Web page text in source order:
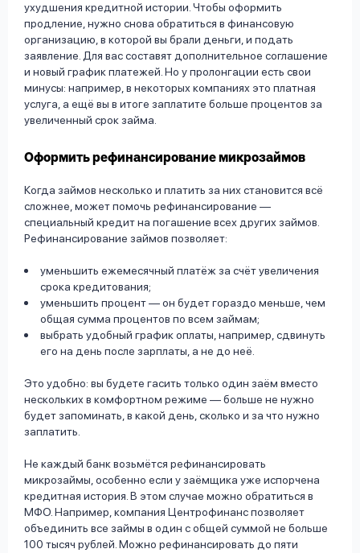
ухудшения кредитной истории. Чтобы оформить
продление, нужно снова обратиться в финансовую
организацию, в которой вы брали деньги, и подать
заявление. Для вас составят дополнительное соглашение
и новый график платежей. Но у пролонгации есть свои
минусы: например, в некоторых компаниях это платная
услуга, а ещё вы в итоге заплатите больше процентов за
увеличенный срок займа.
Оформить рефинансирование микрозаймов
Когда займов несколько и платить за них становится всё
сложнее, может помочь рефинансирование —
специальный кредит на погашение всех других займов.
Рефинансирование займов позволяет:
уменьшить ежемесячный платёж за счёт увеличения
срока кредитования;
уменьшить процент — он будет гораздо меньше, чем
общая сумма процентов по всем займам;
выбрать удобный график оплаты, например, сдвинуть
его на день после зарплаты, а не до неё.
Это удобно: вы будете гасить только один заём вместо
нескольких в комфортном режиме — больше не нужно
будет запоминать, в какой день, сколько и за что нужно
заплатить.
Не каждый банк возьмётся рефинансировать
микрозаймы, особенно если у заёмщика уже испорчена
кредитная история. В этом случае можно обратиться в
МФО. Например, компания Центрофинанс позволяет
объединить все займы в один с общей суммой не больше
100 тысяч рублей. Можно рефинансировать до пяти